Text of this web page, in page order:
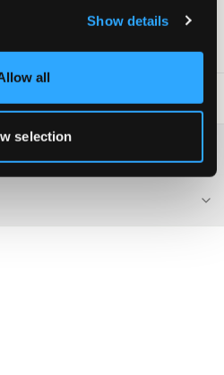
Show details
all
selection